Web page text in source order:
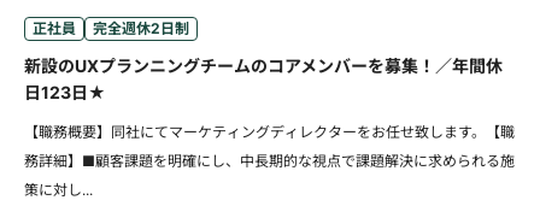
正社員 完全週休2日制
新設のUXプランニングチームのコアメンバーを募集！／年間休
日123日★
【職務概要】同社にてマーケティングディレクターをお任せ致します。【職
務詳細】■顧客課題を明確にし、中長期的な視点で課題解決に求められる施
策に対し...